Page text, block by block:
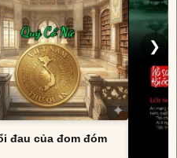
đau của đom đóm
❯